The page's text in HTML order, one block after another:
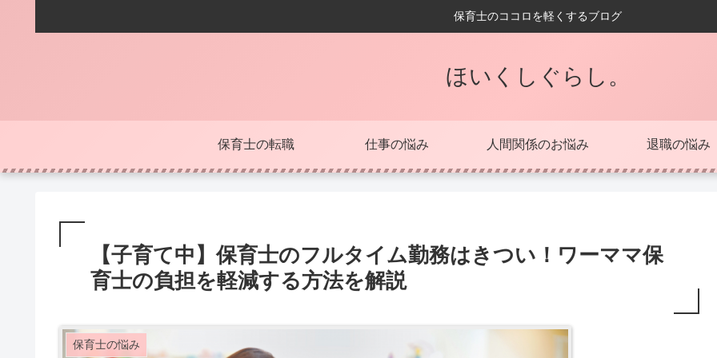
保育士のココロを軽くするブログ
ほいくしぐらし。
保育士の転職 仕事の悩み 人間関係のお悩み 退職の悩み
【子育て中】保育士のフルタイム勤務はきつい！ワーママ保
育士の負担を軽減する方法を解説
保育士の悩み